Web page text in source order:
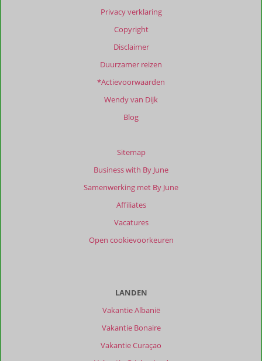
Privacy verklaring
Copyright
Disclaimer
Duurzamer reizen
*Actievoorwaarden
Wendy van Dijk
Blog
Sitemap
Business with By June
Samenwerking met By June
Affiliates
Vacatures
Open cookievoorkeuren
LANDEN
Vakantie Albanië
Vakantie Bonaire
Vakantie Curaçao